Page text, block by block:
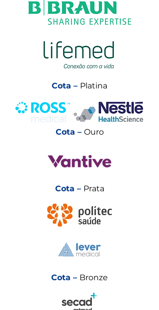
Cota – Platina
Cota – Ouro
Cota – Prata
Cota – Bronze